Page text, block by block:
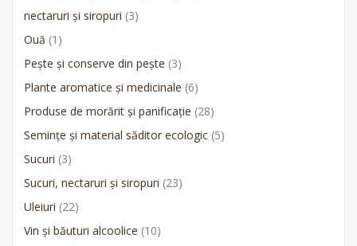
nectaruri și siropuri (3)
Ouă (1)
Pește și conserve din pește (3)
Plante aromatice și medicinale (6)
Produse de morărit și panificație (28)
Semințe și material săditor ecologic (5)
Sucuri (3)
Sucuri, nectaruri și siropuri (23)
Uleiuri (22)
Vin și băuturi alcoolice (10)